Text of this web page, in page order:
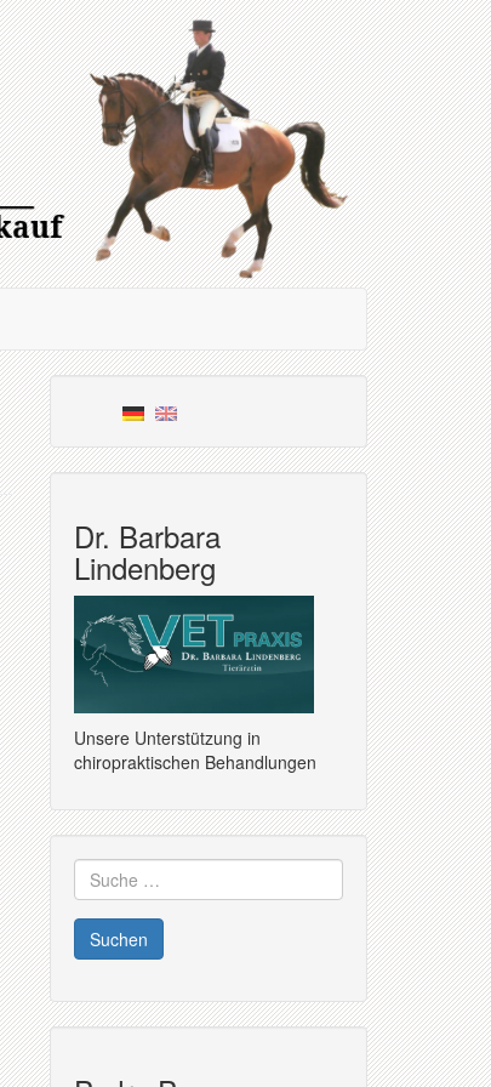
Dr. Barbara
Lindenberg
Unsere Unterstützung in
chiropraktischen Behandlungen
Suche
nach: